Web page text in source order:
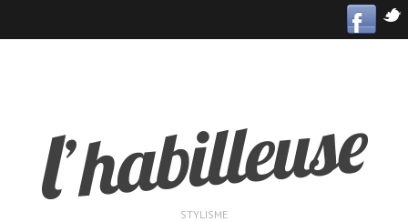
STYLISME